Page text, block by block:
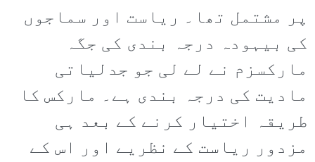
پر مشتمل تھا۔ ریاست اور سماجوں
کی بیہودہ درجہ بندی کی جگہ
مارکسزم نے لے لی جو جدلیاتی
مادیت کی درجہ بندی ہے۔ مارکس کا
طریقہ اختیار کرنے کے بعد ہی
مزدور ریاست کے نظریے اور اس کے